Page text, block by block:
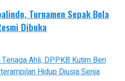
Turnamen Sepak Bola
Dibuka